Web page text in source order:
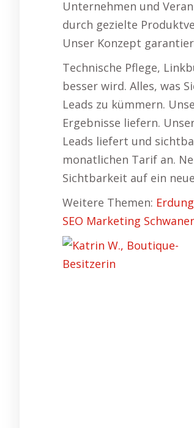
Unternehmen und
durch gezielte
Unser Konzept
Technische Pflege,
besser wird. Alles, was
Leads zu kümmern.
Ergebnisse liefern.
Leads liefert und
monatlichen Tarif an.
Sichtbarkeit auf ein
Weitere Themen:
SEO Marketing